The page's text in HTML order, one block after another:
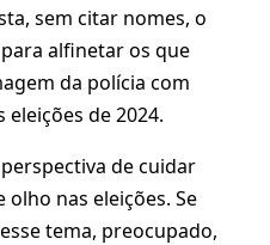
sem citar nomes, o
alfinetar os que
da polícia com
de 2024.
de cuidar
nas eleições. Se
tema, preocupado,